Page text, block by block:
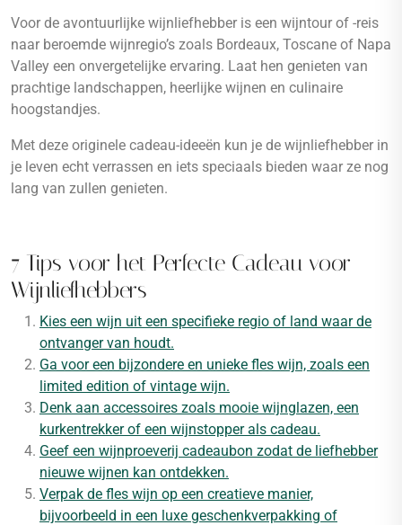
Voor de avontuurlijke wijnliefhebber is een wijntour of -reis
naar beroemde wijnregio’s zoals Bordeaux, Toscane of Napa
Valley een onvergetelijke ervaring. Laat hen genieten van
prachtige landschappen, heerlijke wijnen en culinaire
hoogstandjes.
Met deze originele cadeau-ideeën kun je de wijnliefhebber in
je leven echt verrassen en iets speciaals bieden waar ze nog
lang van zullen genieten.
7 Tips voor het Perfecte Cadeau voor
Wijnliefhebbers
Kies een wijn uit een specifieke regio of land waar de
ontvanger van houdt.
Ga voor een bijzondere en unieke fles wijn, zoals een
limited edition of vintage wijn.
Denk aan accessoires zoals mooie wijnglazen, een
kurkentrekker of een wijnstopper als cadeau.
Geef een wijnproeverij cadeaubon zodat de liefhebber
nieuwe wijnen kan ontdekken.
Verpak de fles wijn op een creatieve manier,
bijvoorbeeld in een luxe geschenkverpakking of